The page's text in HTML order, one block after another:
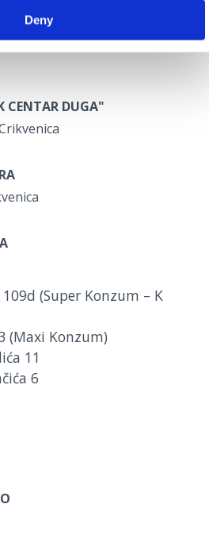
Deny
CENTAR DUGA"
(Super Konzum – K
(Maxi Konzum)
11
6